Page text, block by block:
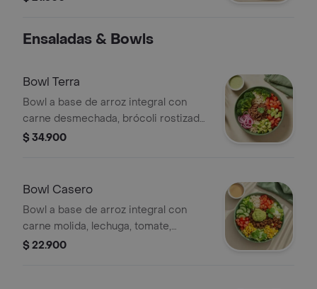
Ensaladas & Bowls
Bowl Terra
Bowl a base de arroz integral con
carne desmechada, brócoli rostizado,
tomate, cebolla encurtida, aguacate,
acompañes con un sándwich o wrap.
$ 34.900
Bowl Casero
Bowl a base de arroz integral con
carne molida, lechuga, tomate,
pepino, maíz, cilantro y guacamole. El
$ 22.900